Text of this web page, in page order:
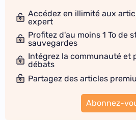
Accédez en illimité aux
expert
Profitez d'au moins 1 To de
sauvegardes
Intégrez la communauté et
débats
Partagez des articles
Abonnez-